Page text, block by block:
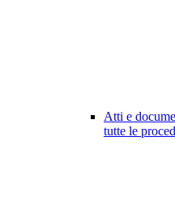
Atti e
tutte le